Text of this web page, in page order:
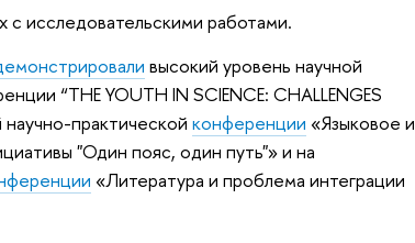
исследовательскими работами.
высокий уровень научной
“THE YOUTH IN SCIENCE: CHALLENGES
практической конференции «Языковое и
"Один пояс, один путь"» и на
«Литература и проблема интеграции